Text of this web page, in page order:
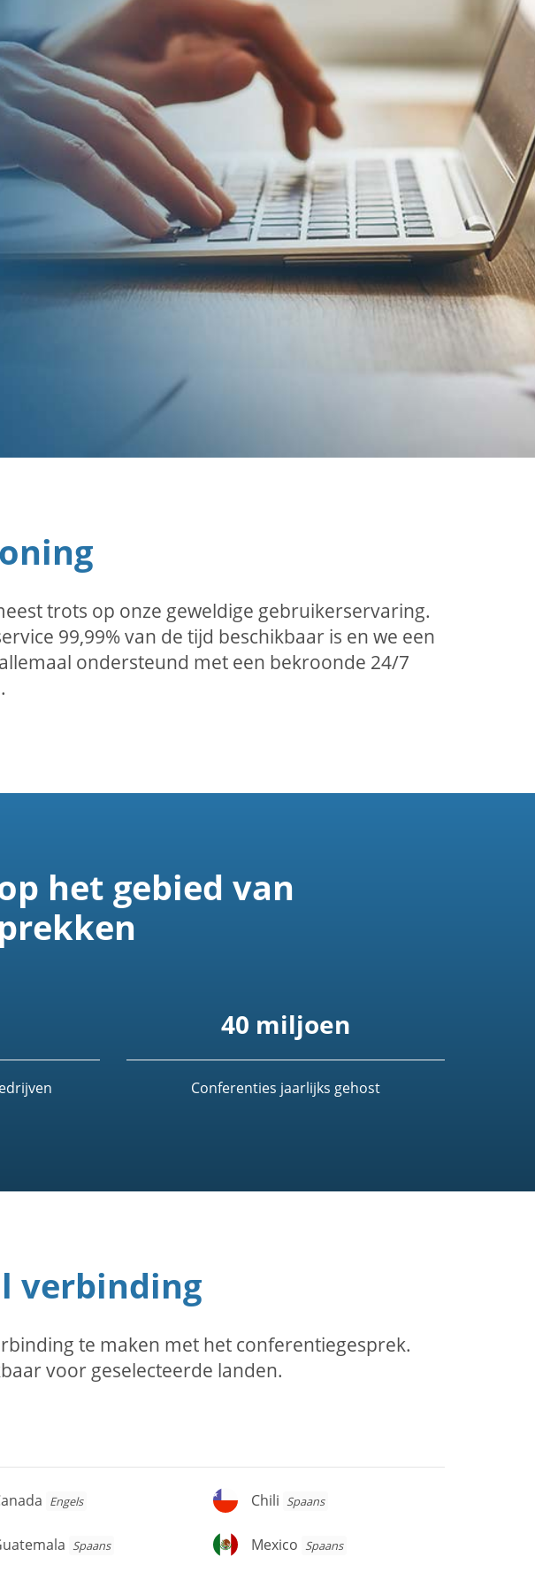
trots op onze geweldige gebruikerservaring.
99,99% van de tijd beschikbaar is en we een
ondersteund met een bekroonde 24/7
het gebied van
40 miljoen
Conferenties jaarlijks gehost
verbinding
te maken met het conferentiegesprek.
voor geselecteerde landen.
Engels Chili
Chili Spaans
Spaans Mexico
Mexico Spaans